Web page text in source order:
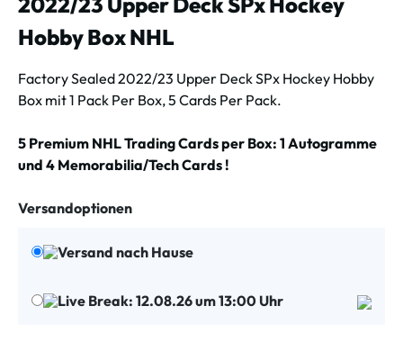
Hobby Box NHL
Factory Sealed 2022/23 Upper Deck SPx Hockey Hobby
Box mit 1 Pack Per Box, 5 Cards Per Pack.
5 Premium NHL Trading Cards per Box: 1 Autogramme
und 4 Memorabilia/Tech Cards !
Versandoptionen
Versand nach Hause
Live Break: 12.08.26 um 13:00 Uhr